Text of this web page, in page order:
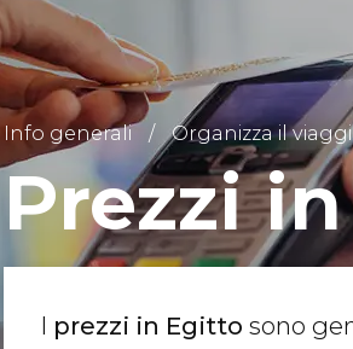
Info generali Organizza il
Prezzi
I prezzi in Egitto sono